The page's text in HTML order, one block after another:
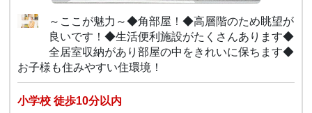
～ここが魅力～◆角部屋！◆高層階のため眺望が
良いです！◆生活便利施設がたくさんあります◆
全居室収納があり部屋の中をきれいに保ちます◆
お子様も住みやすい住環境！
小学校 徒歩10分以内